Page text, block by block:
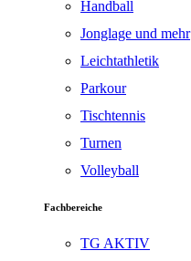
Handball
Jonglage und mehr
Leichtathletik
Parkour
Tischtennis
Turnen
Volleyball
Fachbereiche
TG AKTIV